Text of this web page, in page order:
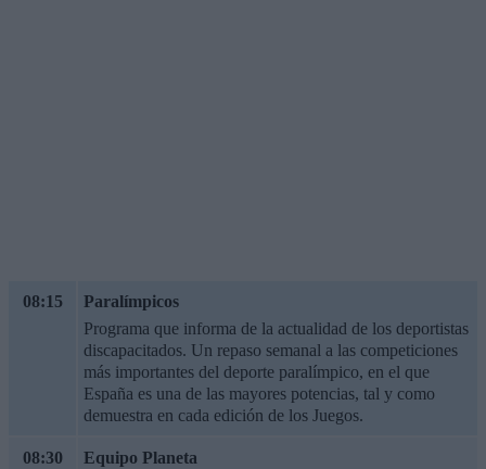
08:15
Paralímpicos
Programa que informa de la actualidad de los deportistas
discapacitados. Un repaso semanal a las competiciones
más importantes del deporte paralímpico, en el que
España es una de las mayores potencias, tal y como
demuestra en cada edición de los Juegos.
08:30
Equipo Planeta